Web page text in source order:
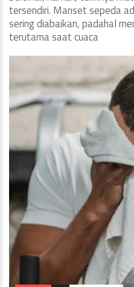
tersendiri. Manset sepeda
sering diabaikan, padahal
terutama saat cuaca